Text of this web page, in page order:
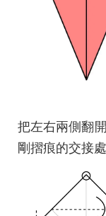
把左右兩側翻
剛摺痕的交接